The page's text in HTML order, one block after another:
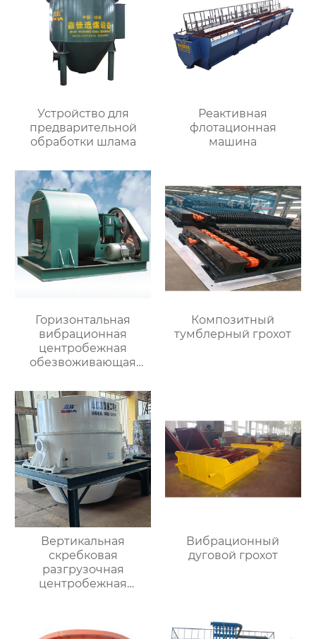
Устройство для
предварительной
обработки шлама
Реактивная
флотационная
машина
Горизонтальная
вибрационная
центробежная
обезвоживающая
Композитный
тумблерный грохот
Вертикальная
скребковая
разгрузочная
центробежная
Вибрационный
дуговой грохот